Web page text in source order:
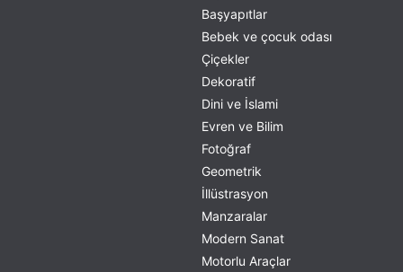
Başyapıtlar
Bebek ve çocuk odası
Çiçekler
Dekoratif
Dini ve İslami
Evren ve Bilim
Fotoğraf
Geometrik
İllüstrasyon
Manzaralar
Modern Sanat
Motorlu Araçlar